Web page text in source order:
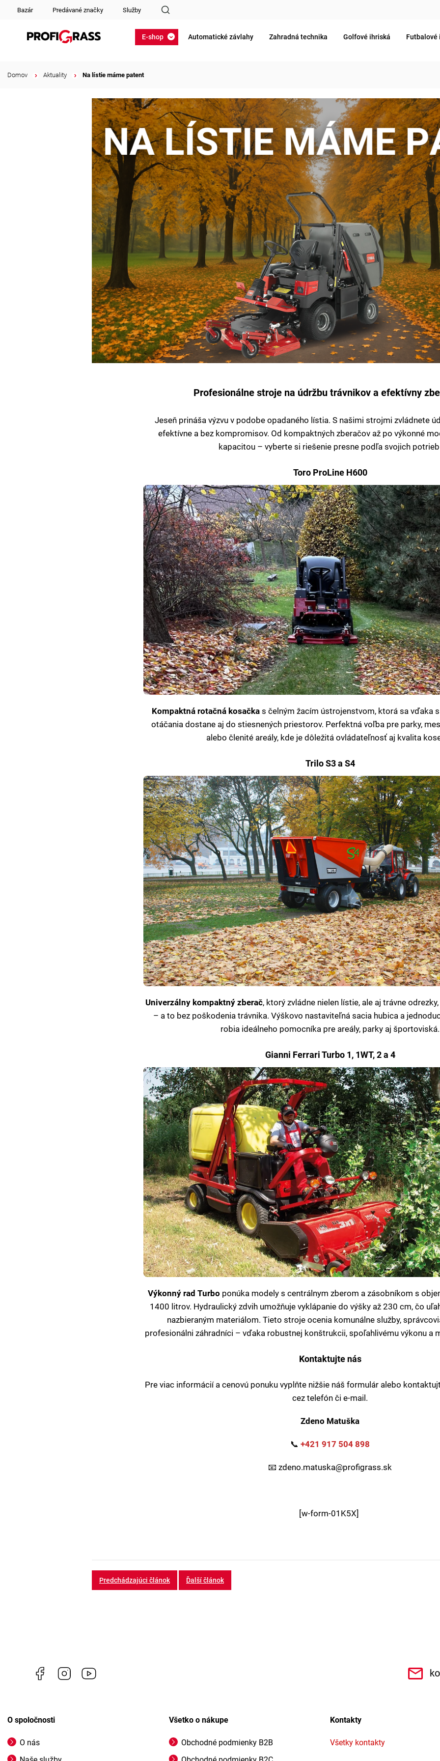
Bazár Predávané značky Služby
E-shop Automatické závlahy Zahradná technika Golfové ihriská Futbalové
Domov Aktuality Na lístie máme patent
Profesionálne stroje na údržbu trávnikov a efektívny
Jeseň prináša výzvu v podobe opadaného lístia. S našimi strojmi zvládnete
efektívne a bez kompromisov. Od kompaktných zberačov až po výkonné
kapacitou – vyberte si riešenie presne podľa svojich
Toro ProLine H600
Kompaktná rotačná kosačka s čelným žacím ústrojenstvom, ktorá sa vďaka
otáčania dostane aj do stiesnených priestorov. Perfektná voľba pre parky,
alebo členité areály, kde je dôležitá ovládateľnosť aj kvalita
Trilo S3 a S4
Univerzálny kompaktný zberač, ktorý zvládne nielen lístie, ale aj trávne
– a to bez poškodenia trávnika. Výškovo nastaviteľná sacia hubica a
robia ideálneho pomocníka pre areály, parky aj športoviská.
Gianni Ferrari Turbo 1, 1WT, 2 a 4
Výkonný rad Turbo ponúka modely s centrálnym zberom a zásobníkom s
1400 litrov. Hydraulický zdvih umožňuje vyklápanie do výšky až 230 cm, čo
nazbieraným materiálom. Tieto stroje ocenia komunálne služby,
profesionálni záhradníci – vďaka robustnej konštrukcii, spoľahlivému výkonu a
Kontaktujte nás
Pre viac informácií a cenovú ponuku vyplňte nižšie náš formulár alebo
cez telefón či e-mail.
Zdeno Matuška
📞 +421 917 504 898
📧 zdeno.matuska@profigrass.sk
[w-form-01K5X]
Predchádzajúci článok Ďalší článok
Facebook Instagram
O spoločnosti
O nás
Všetko o nákupe
Obchodné podmienky B2B
Kontakty
Všetky kontakty